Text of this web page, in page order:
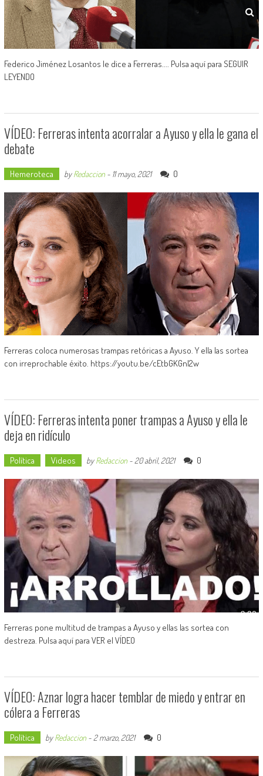
Federico Jiménez Losantos le dice a Ferreras.... Pulsa aquí para SEGUIR
LEYENDO
VÍDEO: Ferreras intenta acorralar a Ayuso y ella le gana el
debate
Hemeroteca byRedaccion- 11 mayo, 2021 0
Ferreras coloca numerosas trampas retóricas a Ayuso. Y ella las sortea
con irreprochable éxito. https://youtu.be/cEtbGKGnI2w
VÍDEO: Ferreras intenta poner trampas a Ayuso y ella le
deja en ridículo
Política Videos byRedaccion- 20 abril, 2021 0
Ferreras pone multitud de trampas a Ayuso y ellas las sortea con
destreza. Pulsa aquí para VER el VÍDEO
VÍDEO: Aznar logra hacer temblar de miedo y entrar en
cólera a Ferreras
Política byRedaccion- 2 marzo, 2021 0